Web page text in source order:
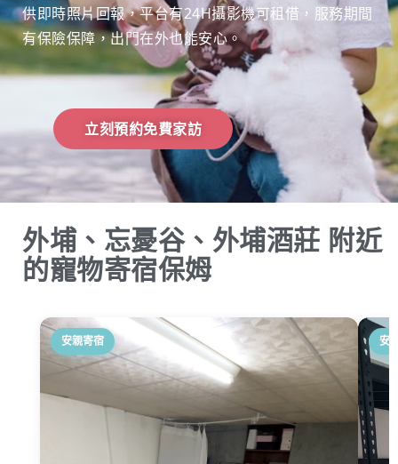
供即時照片回報，平台有24H攝影機可租借，服務期間
有保險保障，出門在外也能安心。
立刻預約免費家訪
外埔、忘憂谷、外埔酒莊 附近
的寵物寄宿保姆
安親寄宿 安